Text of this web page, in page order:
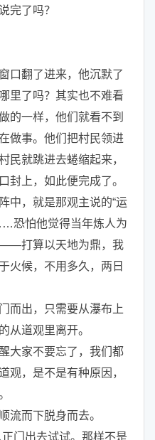
完了吗？
口翻了进来，他沉默了
里了吗？其实也不难看
的一样，他们就看不到
做事。他们把村民领进
民就跳进去蜷缩起来，
封上，如此便完成了。
中，就是那观主说的“运
恐怕他觉得当年炼人为
打算以天地为鼎，我
候，不用多久，两日
而出，只需要从瀑布上
从道观里离开。
大家不要忘了，我们都
观，是不是有种原因，
流而下脱身而去。
门出去试试。那样不是